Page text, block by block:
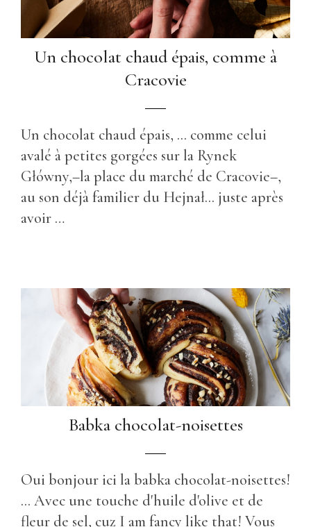
Un chocolat chaud épais, comme à
Cracovie
Un chocolat chaud épais, ... comme celui
avalé à petites gorgées sur la Rynek
Główny,–la place du marché de Cracovie–,
au son déjà familier du Hejnał... juste après
avoir …
Babka chocolat-noisettes
Oui bonjour ici la babka chocolat-noisettes!
... Avec une touche d'huile d'olive et de
fleur de sel, cuz I am fancy like that! Vous